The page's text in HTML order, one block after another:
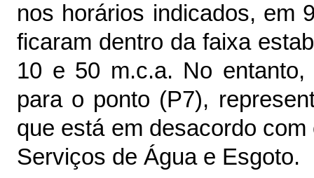
nos horários indicados, em
ficaram dentro da faixa
10 e 50 m.c.a. No entanto,
para o ponto (P7),
que está em desacordo
Serviços de Água e Esgoto.